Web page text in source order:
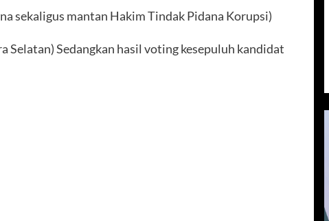
sekaligus mantan Hakim Tindak Pidana Korupsi)
Selatan) Sedangkan hasil voting kesepuluh kandidat